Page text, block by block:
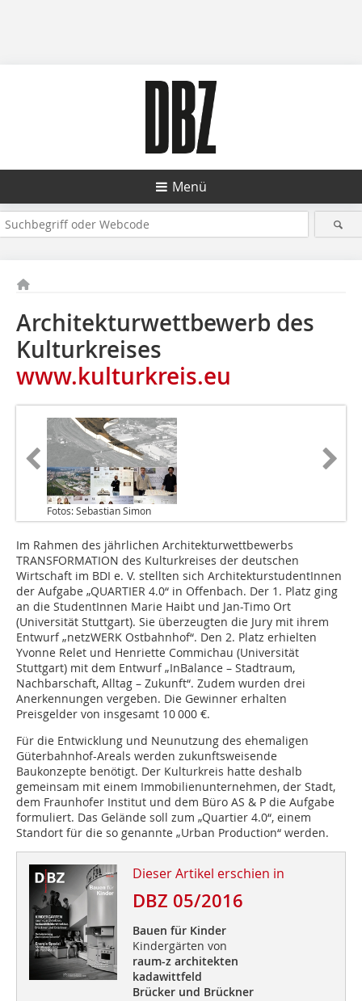
Menü
Architekturwettbewerb des
Kulturkreises
www.kulturkreis.eu
Fotos: Sebastian Simon
Im Rahmen des jährlichen Architekturwettbewerbs
TRANSFORMATION des Kulturkreises der deutschen
Wirtschaft im BDI e. V. stellten sich ArchitekturstudentInnen
der Aufgabe „QUARTIER 4.0“ in Offenbach. Der 1. Platz ging
an die StudentInnen Marie Haibt und Jan-Timo Ort
(Universität Stuttgart). Sie überzeugten die Jury mit ihrem
Entwurf „netzWERK Ostbahnhof“. Den 2. Platz erhielten
Yvonne Relet und Henriette Commichau (Universität
Stuttgart) mit dem Entwurf „InBalance – Stadtraum,
Nachbarschaft, Alltag – Zukunft“. Zudem wurden drei
Anerkennungen vergeben. Die Gewinner erhalten
Preisgelder von insgesamt 10 000 €.
Für die Entwicklung und Neunutzung des ehemaligen
Güterbahnhof-Areals werden zukunftsweisende
Baukonzepte benötigt. Der Kulturkreis hatte deshalb
gemeinsam mit einem Immobilienunternehmen, der Stadt,
dem Fraunhofer Institut und dem Büro AS & P die Aufgabe
formuliert. Das Gelände soll zum „Quartier 4.0“, einem
Standort für die so genannte „Urban Production“ werden.
Dieser Artikel erschien in
DBZ 05/2016
Bauen für Kinder
Kindergärten von
raum-z architekten
kadawittfeld
Brücker und Brückner